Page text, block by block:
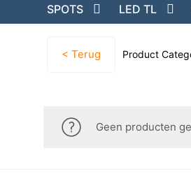
SPOTS LED TL
< Terug Product
Geen producten